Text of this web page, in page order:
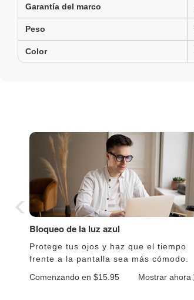
Garantía del marco
Peso
Color
Bloqueo de la luz azul
Protege tus ojos y haz que el tiempo
frente a la pantalla sea más cómodo.
Comenzando en $15.95
Mostrar ahora